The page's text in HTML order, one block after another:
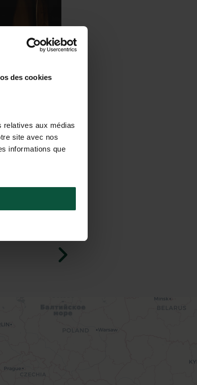
des cookies
relatives aux médias
site avec nos
informations que